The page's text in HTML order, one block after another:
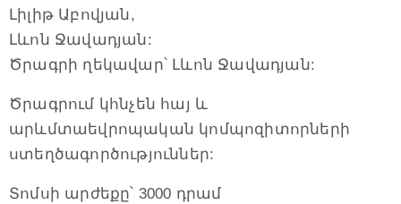
Լիլիթ Աբովյան,
Լևոն Ջավադյան:
Ծրագրի ղեկավար՝ Լևոն Ջավադյան:
Ծրագրում կհնչեն հայ և
արևմտաեվրոպական կոմպոզիտորների
ստեղծագործություններ:
Տոմսի արժեքը՝ 3000 դրամ